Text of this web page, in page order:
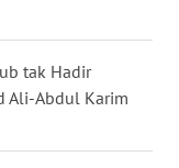
tak Hadir
Ali-Abdul Karim